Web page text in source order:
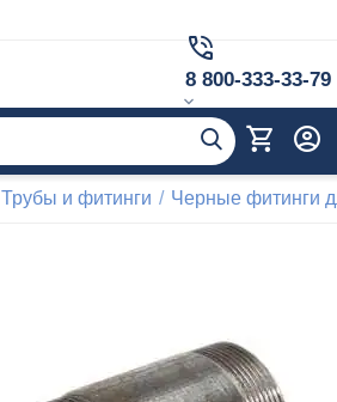
8 800-333-33-79
Трубы и фитинги / Черные фитинги